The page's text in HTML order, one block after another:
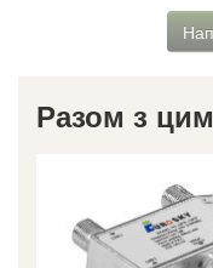
Разом з